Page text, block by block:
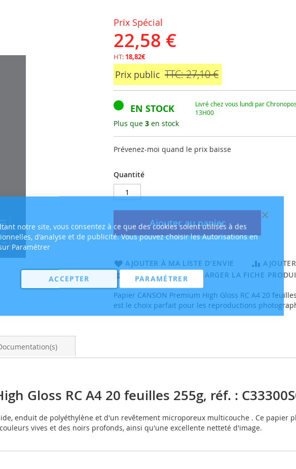
Fermer
notre site, vous consentez à ce que des cookies soient utilisés à des
d'analyse et de publicité. Vous pouvez choisir les Autorisations en
Paramétrer
ACCEPTER PARAMÉTRER
Prix Spécial
22,58 €
HT: 18,82€
Prix public TTC: 27,10 €
EN STOCK
Livré chez vous lundi par
13H00
Plus que 3 en stock
Prévenez-moi quand le prix baisse
Quantité
Ajouter au panier
AJOUTER À MA LISTE D’ENVIE
EMAIL
TÉLÉCHARGER LA FICHE
Papier CANSON Premium High Gloss RC A4 20
est le choix parfait pour les reproductions
Gloss RC A4 20 feuilles 255g, réf. :
enduit de polyéthylène et d'un revêtement microporeux multicouche . Ce papier
vives et des noirs profonds, ainsi qu'une excellente netteté d'image.